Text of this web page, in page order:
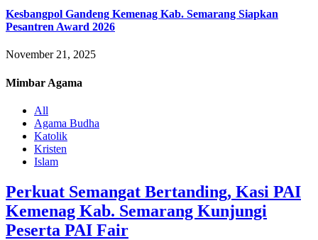
Kesbangpol Gandeng Kemenag Kab. Semarang Siapkan
Pesantren Award 2026
November 21, 2025
Mimbar Agama
All
Agama Budha
Katolik
Kristen
Islam
Perkuat Semangat Bertanding, Kasi PAI
Kemenag Kab. Semarang Kunjungi
Peserta PAI Fair